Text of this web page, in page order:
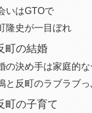
いはGTOで
隆史が一目ぼれ
町の結婚
の決め手は家庭的
と反町のラブラブっ
町の子育て